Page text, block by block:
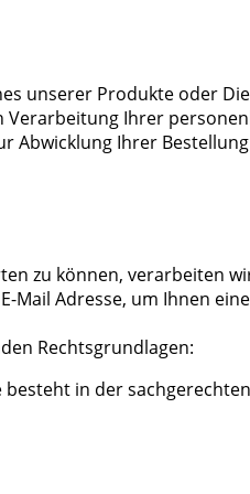
unserer Produkte oder
Ihrer
Ihrer
zu können, verarbeiten
Mail Adresse, um Ihnen
Rechtsgrundlagen:
in der